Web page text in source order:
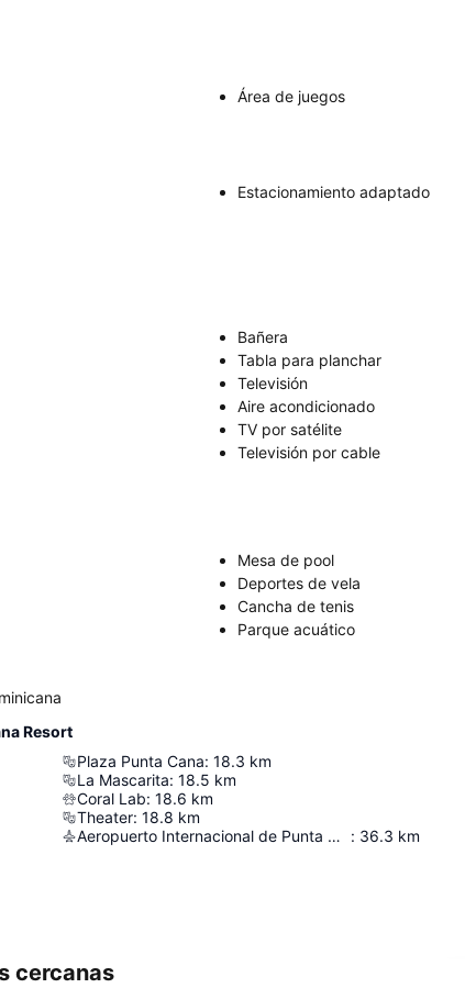
Área de juegos
Estacionamiento adaptado
Bañera
Tabla para planchar
Televisión
Aire acondicionado
TV por satélite
Televisión por cable
Mesa de pool
Deportes de vela
Cancha de tenis
Parque acuático
Resort
Plaza Punta Cana: 18.3 km
La Mascarita: 18.5 km
Coral Lab: 18.6 km
Theater: 18.8 km
Aeropuerto Internacional de Punta Cana
: 36.3 km
cercanas